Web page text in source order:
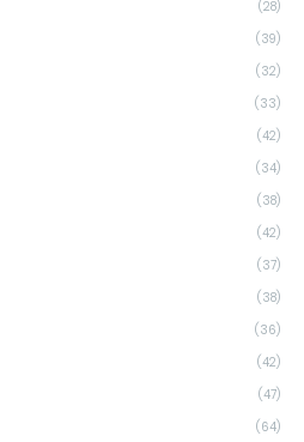
(28)
(39)
(32)
(33)
(42)
(34)
(38)
(42)
(37)
(38)
(36)
(42)
(47)
(64)